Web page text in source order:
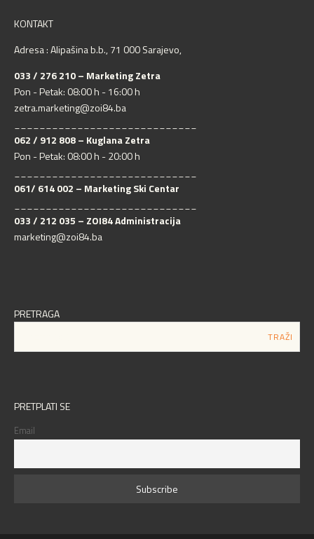
KONTAKT
Adresa : Alipašina b.b., 71 000 Sarajevo,
033 / 276 210 – Marketing Zetra
Pon - Petak: 08:00 h - 16:00 h
zetra.marketing@zoi84.ba
062 / 912 808 – Kuglana Zetra
Pon - Petak: 08:00 h - 20:00 h
061/ 614 002 – Marketing Ski Centar
033 / 212 035 – ZOI84 Administracija
marketing@zoi84.ba
PRETRAGA
PRETPLATI SE
Email